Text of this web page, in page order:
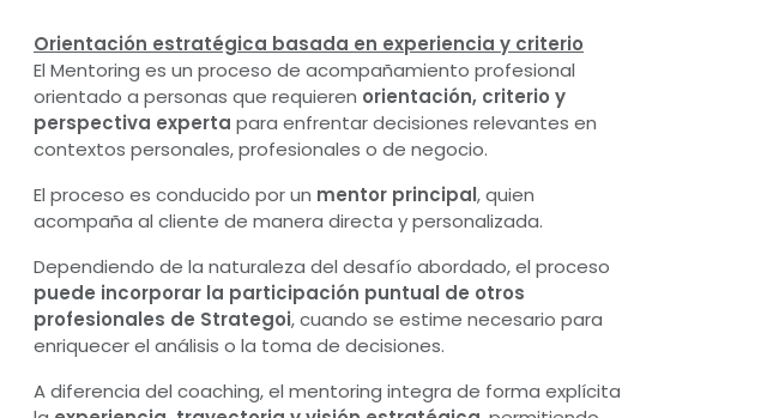
Orientación estratégica basada en experiencia y criterio
El Mentoring es un proceso de acompañamiento profesional
orientado a personas que requieren orientación, criterio y
perspectiva experta para enfrentar decisiones relevantes en
contextos personales, profesionales o de negocio.
El proceso es conducido por un mentor principal, quien
acompaña al cliente de manera directa y personalizada.
Dependiendo de la naturaleza del desafío abordado, el proceso
puede incorporar la participación puntual de otros
profesionales de Strategoi, cuando se estime necesario para
enriquecer el análisis o la toma de decisiones.
A diferencia del coaching, el mentoring integra de forma explícita